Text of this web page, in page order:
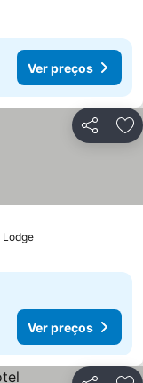
Ver preços
Partilhar
Lodge
Ver preços